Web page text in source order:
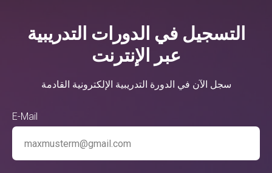
التسجيل في الدورات التدريبية
عبر الإنترنت
سجل الآن في الدورة التدريبية الإلكترونية القادمة
E-Mail